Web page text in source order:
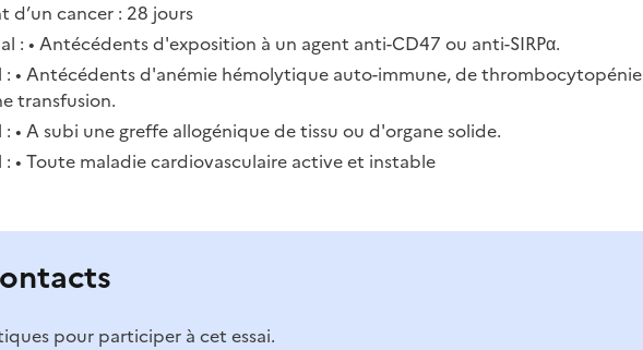
d’un cancer : 28 jours
: • Antécédents d'exposition à un agent anti-CD47 ou anti-SIRPα.
: • Antécédents d'anémie hémolytique auto-immune, de
transfusion.
• A subi une greffe allogénique de tissu ou d'organe solide.
: • Toute maladie cardiovasculaire active et instable
pour participer à cet essai.